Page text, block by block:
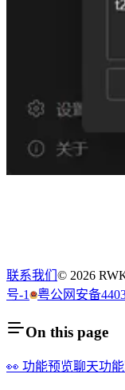
联系我们 © 2026
号-1
粤公网安备
On this page
👀 功能预览聊天功能